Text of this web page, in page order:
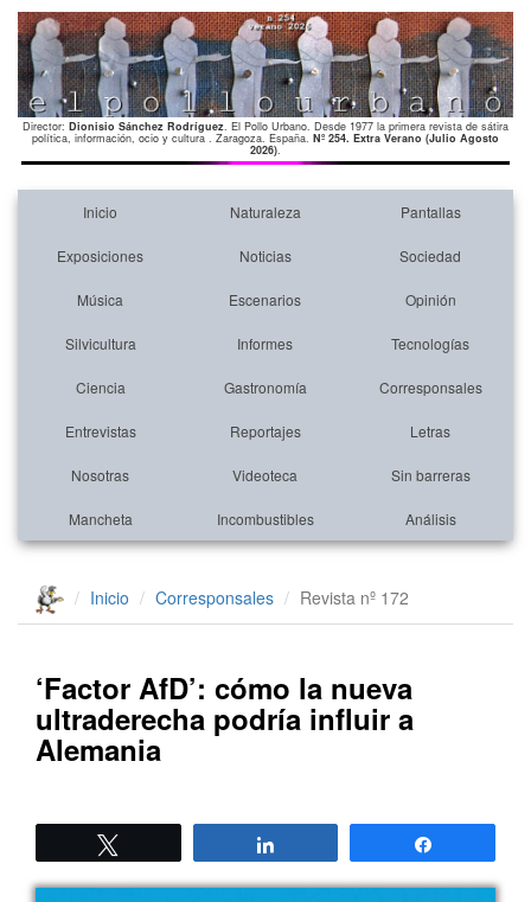
Director: Dionisio Sánchez Rodríguez. El Pollo Urbano. Desde 1977 la primera revista de sátira
política, información, ocio y cultura . Zaragoza. España. Nº 254. Extra Verano (Julio Agosto
2026).
Inicio Naturaleza Pantallas
Exposiciones Noticias Sociedad
Música Escenarios Opinión
Silvicultura Informes Tecnologías
Ciencia Gastronomía Corresponsales
Entrevistas Reportajes Letras
Nosotras Videoteca Sin barreras
Mancheta Incombustibles Análisis
Inicio Corresponsales Revista nº 172
‘Factor AfD’: cómo la nueva
ultraderecha podría influir a
Alemania